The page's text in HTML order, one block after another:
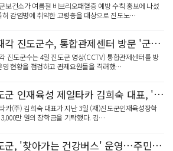
보건소가 여름철 비브리오패혈증 예방 수칙 홍보에 나섰
히 감염병에 취약한 고령층을 대상으로 진도노…
이재각 진도군수, 통합관제센터 방문 '군민 안전 최일선'
진도군수는 4일 진도군 영상(CCTV) 통합관제센터를 방
영 현황을 점검하고 관제요원들을 격려했…
진도군 인재육성 제일타카 김희숙 대표, '통큰' 장학금 쾌척
카(주) 김희숙 대표가 지난 3일 (재)진도군인재육성장학
만 원의 장학금을 기탁했다. 김…
진도군, '찾아가는 건강버스' 운영…주민 건강 활짝!